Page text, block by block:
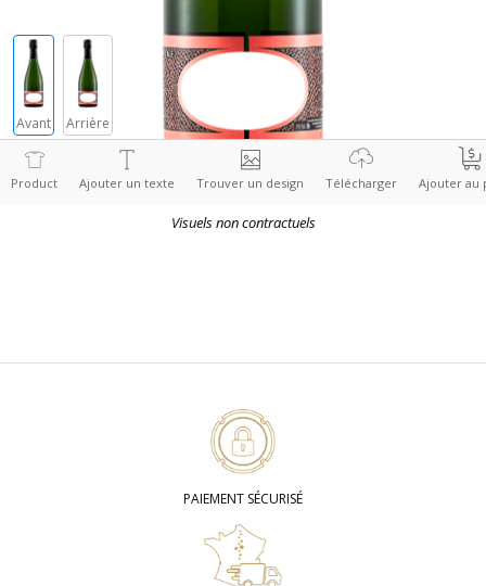
Visuels non contractuels
PAIEMENT SÉCURISÉ